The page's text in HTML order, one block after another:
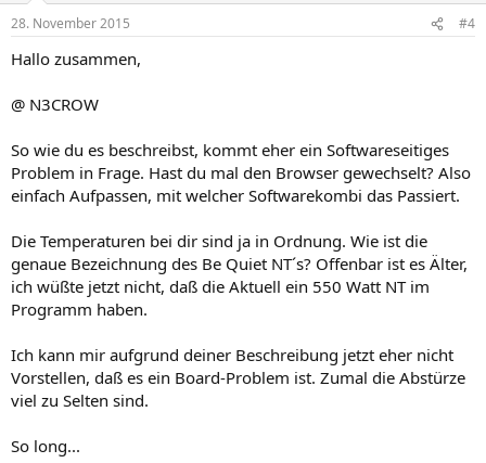
28. November 2015 #4
Hallo zusammen,
@ N3CROW
So wie du es beschreibst, kommt eher ein Softwareseitiges
Problem in Frage. Hast du mal den Browser gewechselt? Also
einfach Aufpassen, mit welcher Softwarekombi das Passiert.
Die Temperaturen bei dir sind ja in Ordnung. Wie ist die
genaue Bezeichnung des Be Quiet NT´s? Offenbar ist es Älter,
ich wüßte jetzt nicht, daß die Aktuell ein 550 Watt NT im
Programm haben.
Ich kann mir aufgrund deiner Beschreibung jetzt eher nicht
Vorstellen, daß es ein Board-Problem ist. Zumal die Abstürze
viel zu Selten sind.
So long...